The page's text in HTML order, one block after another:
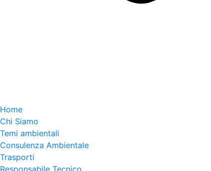
Home
Chi Siamo
Temi ambientali
Consulenza Ambientale
Trasporti
Responsabile Tecnico